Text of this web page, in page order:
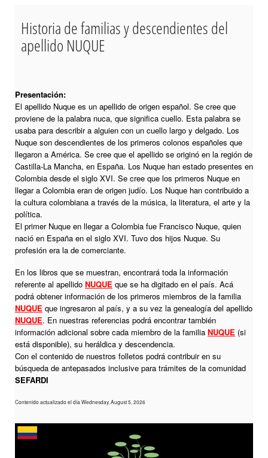
Historia de familias y descendientes del
apellido NUQUE
Presentación:
El apellido Nuque es un apellido de origen español. Se cree que
proviene de la palabra nuca, que significa cuello. Esta palabra se
usaba para describir a alguien con un cuello largo y delgado. Los
Nuque son descendientes de los primeros colonos españoles que
llegaron a América. Se cree que el apellido se originó en la región de
Castilla-La Mancha, en España. Los Nuque han estado presentes en
Colombia desde el siglo XVI. Se cree que los primeros Nuque en
llegar a Colombia eran de origen judío. Los Nuque han contribuido a
la cultura colombiana a través de la música, la literatura, el arte y la
política.
El primer Nuque en llegar a Colombia fue Francisco Nuque, quien
nació en España en el siglo XVI. Tuvo dos hijos Nuque. Su
profesión era la de comerciante.
En los libros que se muestran, encontrará toda la información
referente al apellido NUQUE que se ha digitado en el país. Acá
podrá obtener información de los primeros miembros de la familia
NUQUE que ingresaron al país, y a su vez la genealogía del apellido
NUQUE. En nuestras referencias podrá encontrar también
información adicional sobre cada miembro de la familia NUQUE (si
está disponible), su heráldica y descendencia.
Con el contenido de nuestros folletos podrá contribuir en su
búsqueda de antepasados inclusive para trámites de la comunidad
SEFARDI
Contenido actualizado el día Wednesday, August 5, 2026